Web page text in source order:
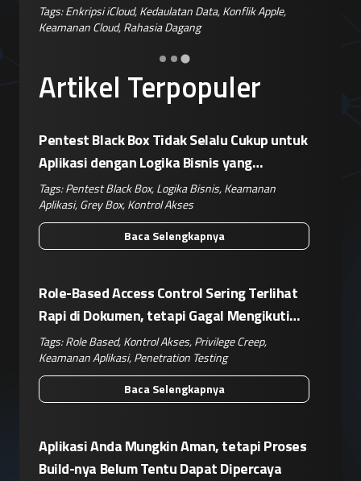
Artikel Terpopuler
Pentest Black Box Tidak Selalu Cukup untuk
Aplikasi dengan Logika Bisnis yang
Kompleks
Tags:Pentest Black Box,Logika Bisnis,Keamanan
Aplikasi,Grey Box,Kontrol Akses
Baca Selengkapnya
Role-Based Access Control Sering Terlihat
Rapi di Dokumen, tetapi Gagal Mengikuti
Operasional Nyata
Tags:Role Based,Kontrol Akses,Privilege Creep,
Keamanan Aplikasi,Penetration Testing
Baca Selengkapnya
Aplikasi Anda Mungkin Aman, tetapi Proses
Build-nya Belum Tentu Dapat Dipercaya
Tags:Enkripsi iCloud,Kedaulatan Data,Konflik Apple,
Keamanan Cloud,Rahasia Dagang